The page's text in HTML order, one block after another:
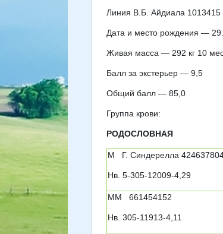
Линия В.Б. Айдиала 1013415
Дата и место рождения —
Живая масса — 292 кг 10
Балл за экстерьер — 9,5
Общий балл — 85,0
Группа крови:
РОДОСЛОВНАЯ
М Г. Синдерелла
Нв. 5-305-12009-4,29
ММ 661454152
Нв. 305-11913-4,11